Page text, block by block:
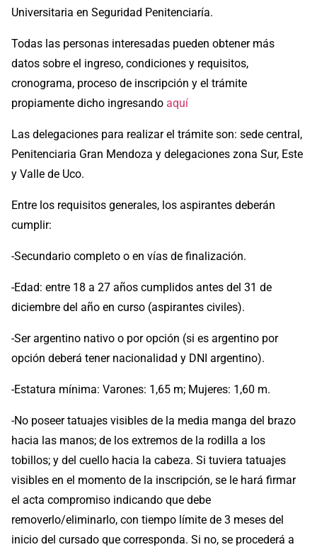
Universitaria en Seguridad Penitenciaría.
Todas las personas interesadas pueden obtener más
datos sobre el ingreso, condiciones y requisitos,
cronograma, proceso de inscripción y el trámite
propiamente dicho ingresando aquí
Las delegaciones para realizar el trámite son: sede central,
Penitenciaria Gran Mendoza y delegaciones zona Sur, Este
y Valle de Uco.
Entre los requisitos generales, los aspirantes deberán
cumplir:
-Secundario completo o en vías de finalización.
-Edad: entre 18 a 27 años cumplidos antes del 31 de
diciembre del año en curso (aspirantes civiles).
-Ser argentino nativo o por opción (si es argentino por
opción deberá tener nacionalidad y DNI argentino).
-Estatura mínima: Varones: 1,65 m; Mujeres: 1,60 m.
-No poseer tatuajes visibles de la media manga del brazo
hacia las manos; de los extremos de la rodilla a los
tobillos; y del cuello hacia la cabeza. Si tuviera tatuajes
visibles en el momento de la inscripción, se le hará firmar
el acta compromiso indicando que debe
removerlo/eliminarlo, con tiempo límite de 3 meses del
inicio del cursado que corresponda. Si no, se procederá a